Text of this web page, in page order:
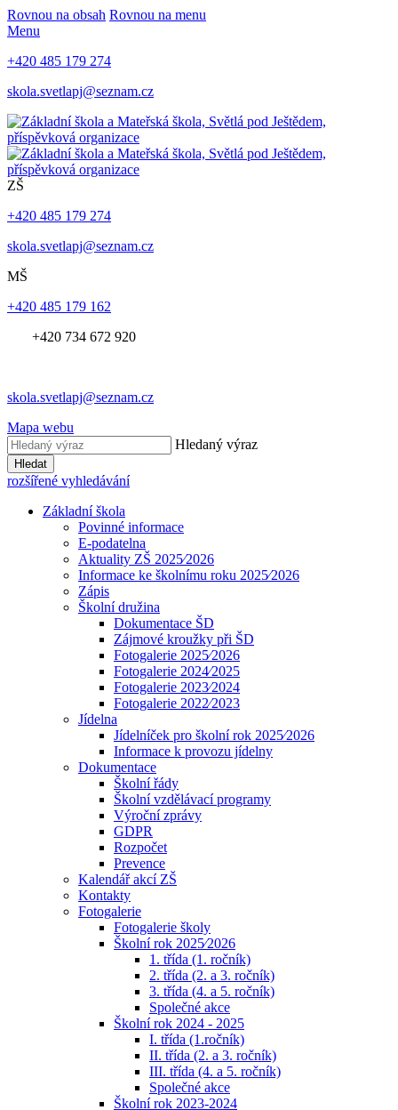
Rovnou na obsah Rovnou na menu
Menu
+420 485 179 274
skola.svetlapj@seznam.cz
ZŠ
+420 485 179 274
skola.svetlapj@seznam.cz
MŠ
+420 485 179 162
+420 734 672 920
skola.svetlapj@seznam.cz
Mapa webu
Hledaný výraz
Hledat
rozšířené vyhledávání
Základní škola
Povinné informace
E-podatelna
Aktuality ZŠ 2025⁄2026
Informace ke školnímu roku 2025⁄2026
Zápis
Školní družina
Dokumentace ŠD
Zájmové kroužky při ŠD
Fotogalerie 2025⁄2026
Fotogalerie 2024⁄2025
Fotogalerie 2023⁄2024
Fotogalerie 2022⁄2023
Jídelna
Jídelníček pro školní rok 2025⁄2026
Informace k provozu jídelny
Dokumentace
Školní řády
Školní vzdělávací programy
Výroční zprávy
GDPR
Rozpočet
Prevence
Kalendář akcí ZŠ
Kontakty
Fotogalerie
Fotogalerie školy
Školní rok 2025⁄2026
1. třída (1. ročník)
2. třída (2. a 3. ročník)
3. třída (4. a 5. ročník)
Společné akce
Školní rok 2024 - 2025
I. třída (1.ročník)
II. třída (2. a 3. ročník)
III. třída (4. a 5. ročník)
Společné akce
Školní rok 2023-2024